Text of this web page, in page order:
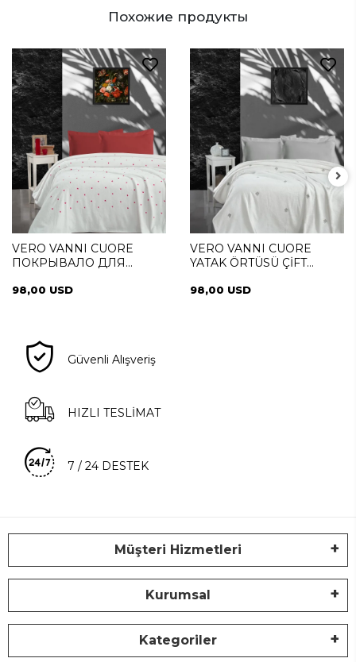
Похожие продукты
VERO VANNI CUORE
ПОКРЫВАЛО ДЛЯ
МЕСТ LOVE
98,00 USD
VERO VANNI CUORE
YATAK ÖRTÜSÜ ÇİFT
98,00 USD
Güvenli Alışveriş
HIZLI TESLİMAT
7 / 24 DESTEK
Müşteri Hizmetleri
Kurumsal
Kategoriler